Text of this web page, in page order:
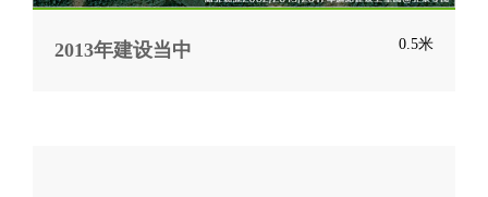
2013年建设当中 0.5米